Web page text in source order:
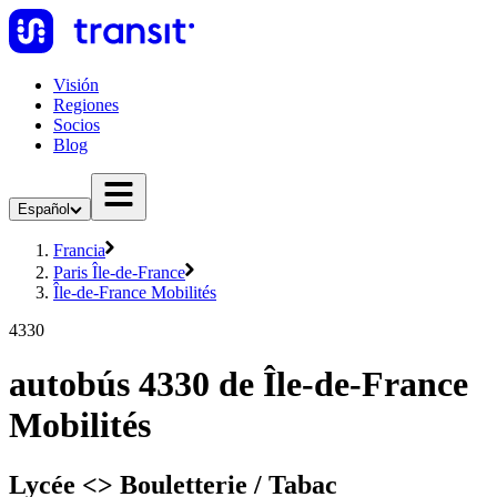
Visión
Regiones
Socios
Blog
Español
Francia
Paris Île-de-France
Île-de-France Mobilités
4330
autobús 4330 de Île-de-France
Mobilités
Lycée <> Bouletterie / Tabac